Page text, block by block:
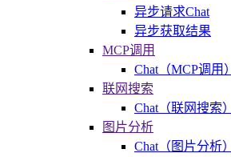
异步请求Chat
异步获取结果
MCP调用
Chat（MCP调用）
联网搜索
Chat（联网搜索）
图片分析
Chat（图片分析）